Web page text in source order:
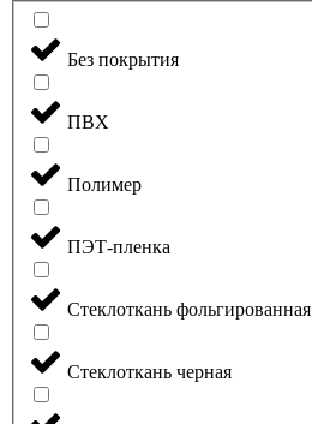
Без покрытия
ПВХ
Полимер
ПЭТ-пленка
Стеклоткань фольгированная
Стеклоткань черная